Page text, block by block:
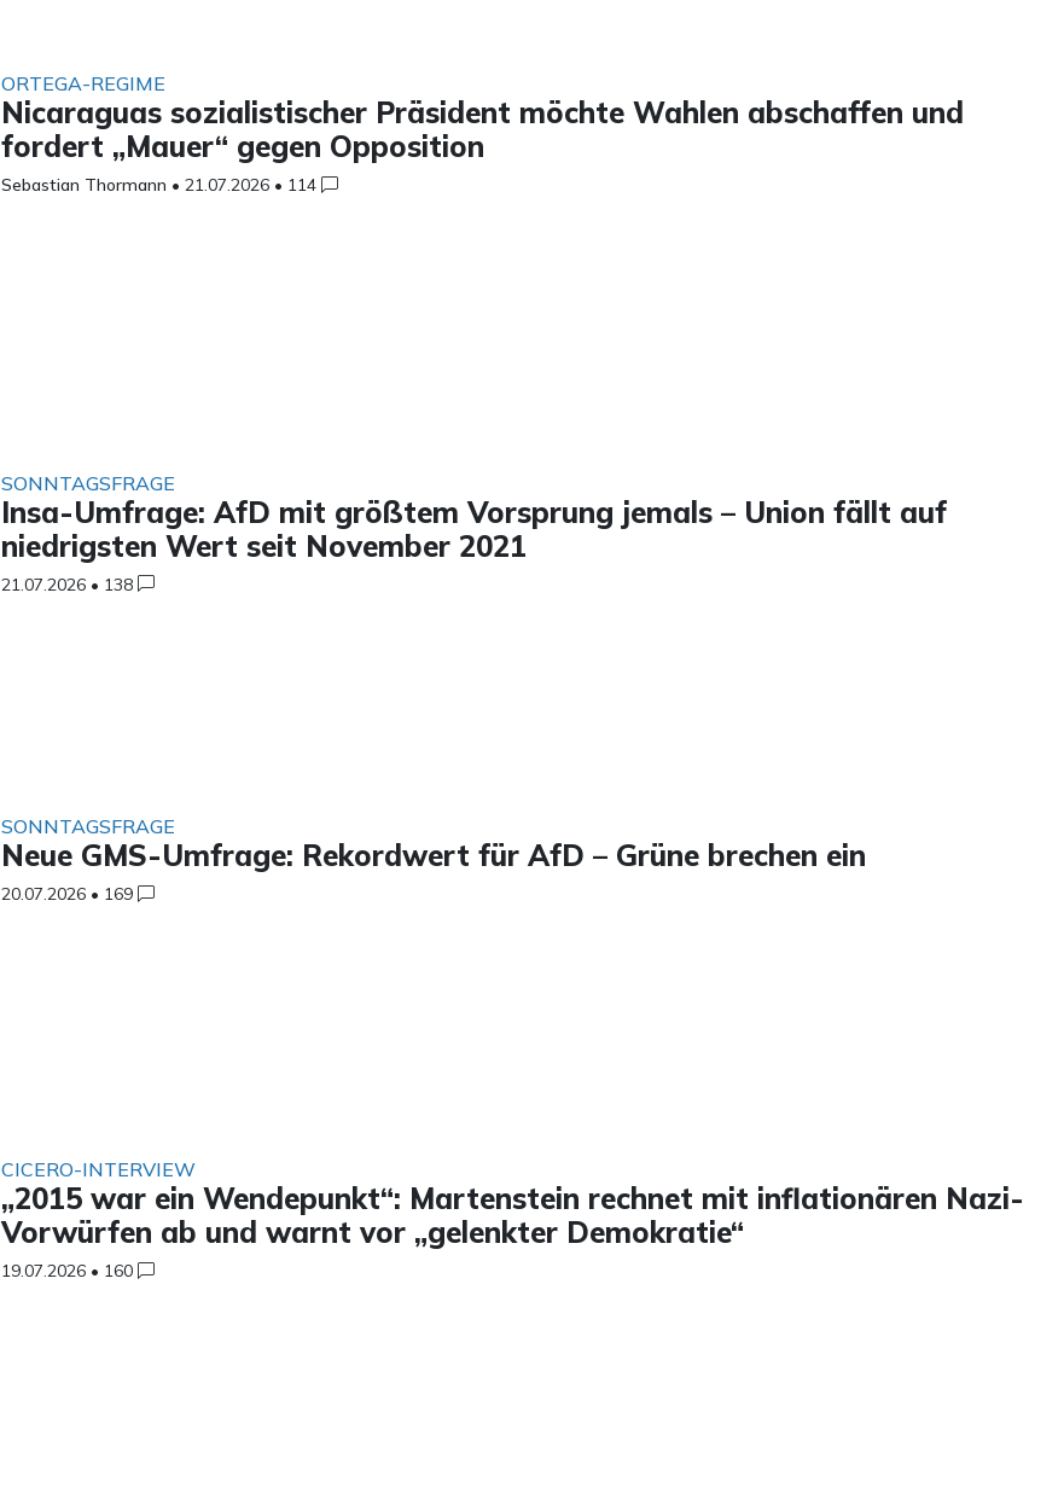
ORTEGA-REGIME
Nicaraguas sozialistischer Präsident möchte Wahlen abschaffen und
fordert „Mauer“ gegen Opposition
Sebastian Thormann • 21.07.2026 • 114
SONNTAGSFRAGE
Insa-Umfrage: AfD mit größtem Vorsprung jemals – Union fällt auf
niedrigsten Wert seit November 2021
21.07.2026 • 138
SONNTAGSFRAGE
Neue GMS-Umfrage: Rekordwert für AfD – Grüne brechen ein
20.07.2026 • 169
CICERO-INTERVIEW
„2015 war ein Wendepunkt“: Martenstein rechnet mit inflationären Nazi-
Vorwürfen ab und warnt vor „gelenkter Demokratie“
19.07.2026 • 160